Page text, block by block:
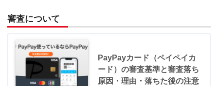
審査について
PayPayカード（ペイペイカ
ード）の審査基準と審査落ち
原因・理由・落ちた後の注意